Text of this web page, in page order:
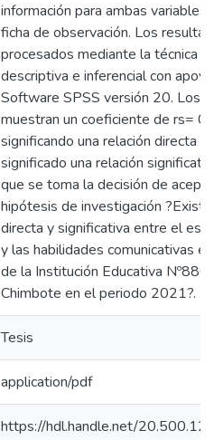
información para ambas variables
ficha de observación. Los
procesados mediante la técnica
descriptiva e inferencial con
Software SPSS versión 20. Los
muestran un coeficiente de rs=
significando una relación directa
significado una relación
que se toma la decisión de
hipótesis de investigación
directa y significativa entre el
y las habilidades comunicativas
de la Institución Educativa
Chimbote en el periodo 2021?.
Tesis
application/pdf
https://hdl.handle.net/